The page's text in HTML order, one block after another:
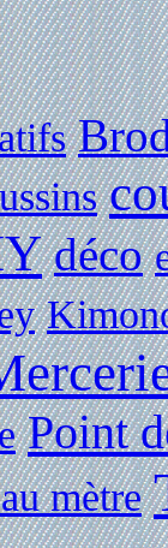
déco
Point
mètre